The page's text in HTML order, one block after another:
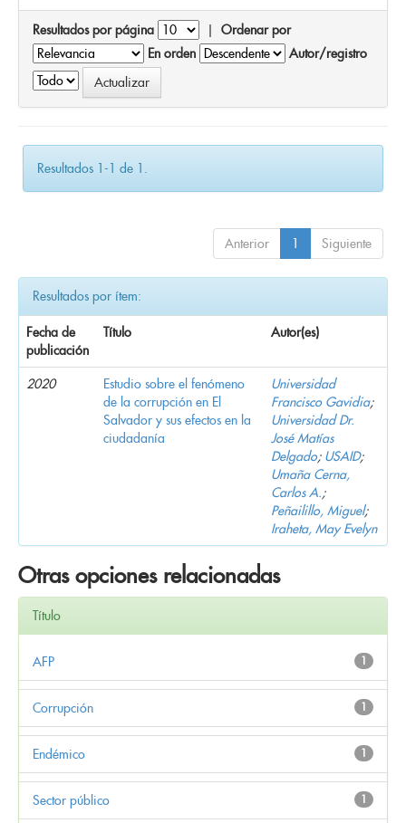
Resultados por página | Ordenar por
En orden
Autor/registro
Resultados 1-1 de 1.
Anterior 1 Siguiente
Resultados por ítem:
Fecha de
publicación
Título Autor(es)
2020
Estudio sobre el fenómeno
de la corrupción en El
Salvador y sus efectos en la
ciudadanía
Universidad
Francisco Gavidia;
Universidad Dr.
José Matías
Delgado; USAID;
Umaña Cerna,
Carlos A.;
Peñailillo, Miguel;
Iraheta, May Evelyn
Otras opciones relacionadas
Título
1
AFP
1
Corrupción
1
Endémico
1
Sector público